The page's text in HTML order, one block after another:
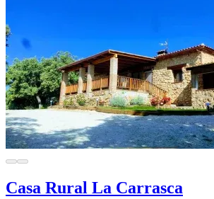
Casa Rural La Carrasca